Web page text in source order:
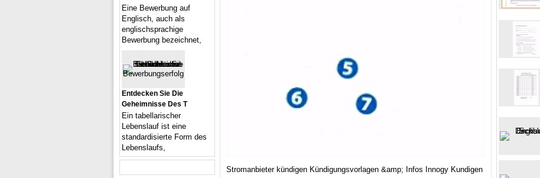
Stromanbieter kündigen Kündigungsvorlagen &amp; Infos Innogy Kundigen
Eine Bewerbung auf
Englisch, auch als
englischsprachige
Bewerbung bezeichnet,
Entdecken Sie Die
Geheimnisse Des T
Ein tabellarischer
Lebenslauf ist eine
standardisierte Form des
Lebenslaufs,